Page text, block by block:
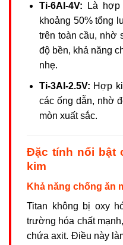
Ti-6Al-4V: Là hợp
khoảng 50% tổng
trên toàn cầu, nhờ
độ bền, khả năng
nhẹ.
Ti-3Al-2.5V: Hợp
các ống dẫn, nhờ
mòn xuất sắc.
Đặc tính nổi bật
kim
Khả năng chống ăn
Titan không bị oxy
trường hóa chất
chứa axit. Điều này